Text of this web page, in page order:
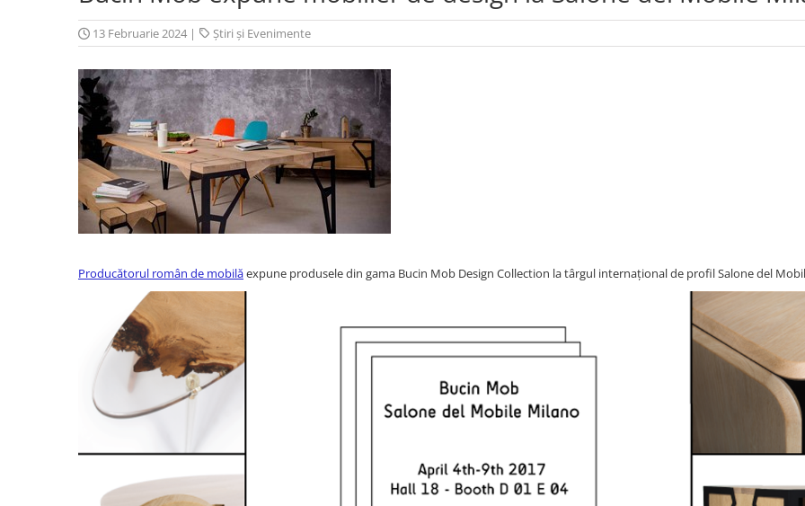
13 Februarie 2024 | Știri și Evenimente
Producătorul român de mobilăexpune produsele din gama Bucin Mob Design Collection la târgul internațional de profil Salone del